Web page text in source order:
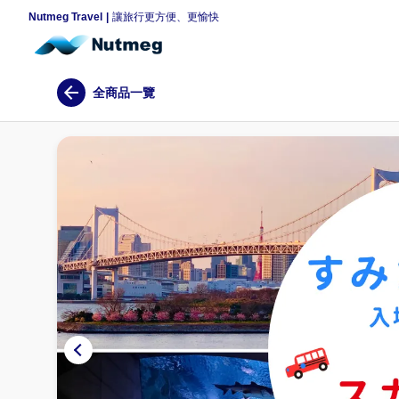
Nutmeg Travel 讓旅行更方便、更愉快
全商品一覽